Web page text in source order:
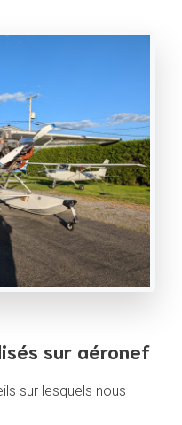
sur aéronef
sur lesquels nous